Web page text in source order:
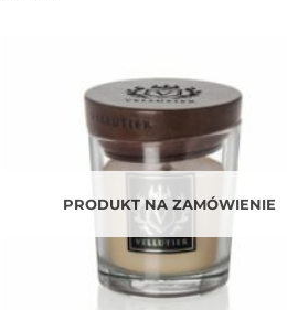
PRODUKT NA ZAMÓWIENIE